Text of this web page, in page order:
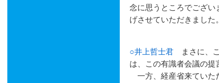
念に思うところでござい
げさせていただきました
○井上哲士君 まさに、
は、この有識者会議の
一方、経産省来ていた